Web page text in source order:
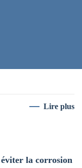
Lire plus
la corrosion